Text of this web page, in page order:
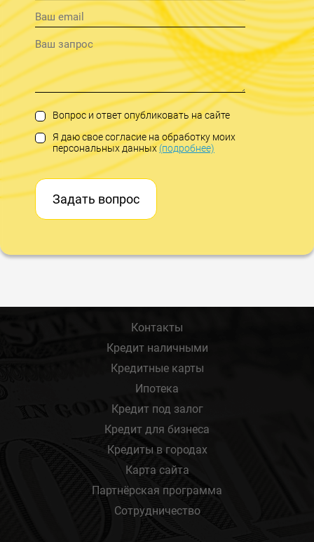
Вопрос и ответ опубликовать на сайте
Я даю свое согласие на обработку моих
персональных данных(подробнее)
Задать вопрос
Контакты
Кредит наличными
Кредитные карты
Ипотека
Кредит под залог
Кредит для бизнеса
Кредиты в городах
Карта сайта
Партнёрская программа
Сотрудничество